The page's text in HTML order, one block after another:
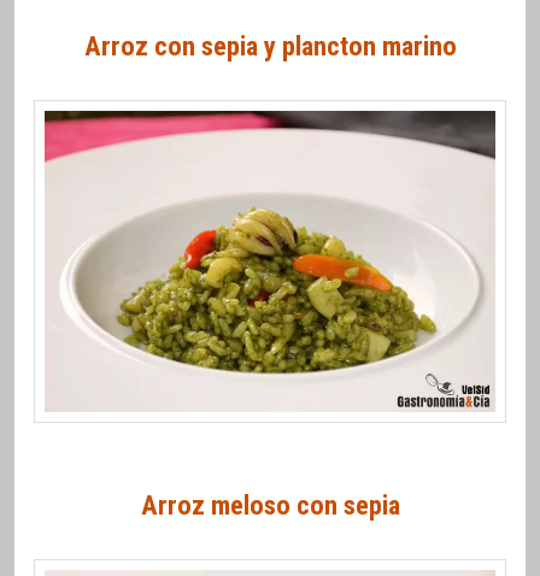
Arroz con sepia y plancton marino
Arroz meloso con sepia